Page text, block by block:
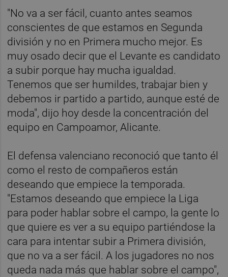
"No va a ser fácil, cuanto antes seamos
conscientes de que estamos en Segunda
división y no en Primera mucho mejor. Es
muy osado decir que el Levante es candidato
a subir porque hay mucha igualdad.
Tenemos que ser humildes, trabajar bien y
debemos ir partido a partido, aunque esté de
moda", dijo hoy desde la concentración del
equipo en Campoamor, Alicante.
El defensa valenciano reconoció que tanto él
como el resto de compañeros están
deseando que empiece la temporada.
"Estamos deseando que empiece la Liga
para poder hablar sobre el campo, la gente lo
que quiere es ver a su equipo partiéndose la
cara para intentar subir a Primera división,
que no va a ser fácil. A los jugadores no nos
queda nada más que hablar sobre el campo",